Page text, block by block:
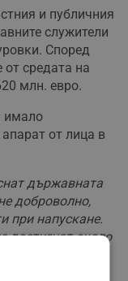
и публичния
служители
Според
от средата на
млн. евро.
имало
от лица в
държавната
доброволно,
при напускане.
достигнат около
от процедурата